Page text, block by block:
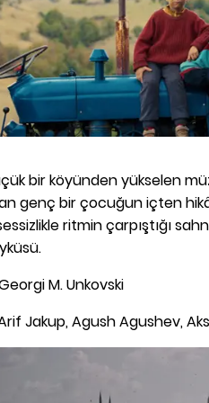
bir köyünden yükselen
genç bir çocuğun içten
ritmin çarpıştığı
M. Unkovski
Jakup, Agush Agushev,